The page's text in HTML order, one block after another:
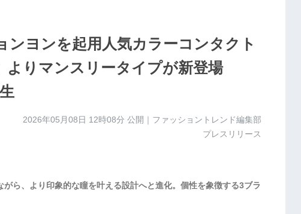
ンヨンを起用人気カラーコンタクト
よりマンスリータイプが新登場
2026年05月08日 12時08分 公開｜ファッショントレンド編集部
プレスリリース
ら、より印象的な瞳を叶える設計へと進化。個性を象徴する3ブラ